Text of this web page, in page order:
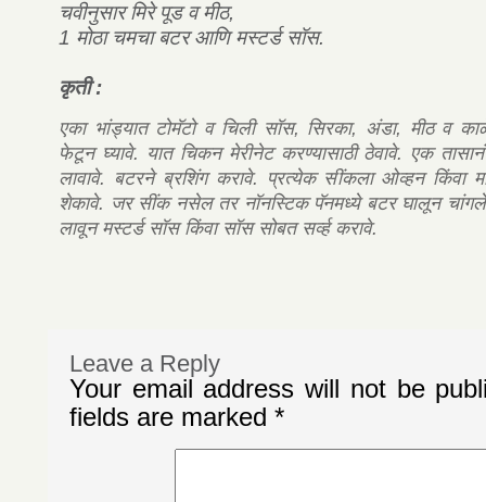
चवीनुसार मिरे पूड व मीठ,
1 मोठा चमचा बटर आणि मस्टर्ड सॉस.
कृती:
एका भांड्यात टोमॅटो व चिली सॉस, सिरका, अंडा, मीठ व
फेटून घ्यावे. यात चिकन मेरीनेट करण्यासाठी ठेवावे. एक
लावावे. बटरने ब्रशिंग करावे. प्रत्येक सींकला ओव्हन किंवा
शेकावे. जर ‍सींक नसेल तर नॉनस्टिक पॅनमध्ये बटर घालून चांगले
लावून मस्टर्ड सॉस किंवा सॉस सोबत सर्व्ह करावे.
Leave a Reply
Your email address will not be
fields are marked *